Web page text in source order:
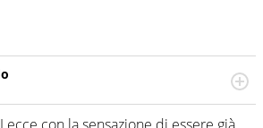
Diego e la tesi di laurea sugli stadi
Il calcio quale filo conduttore